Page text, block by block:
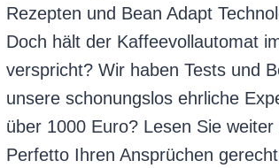
Rezepten und Bean Adapt
Doch hält der Kaffeevollautomat
verspricht? Wir haben Tests und
unsere schonungslos ehrliche
über 1000 Euro? Lesen Sie
Perfetto Ihren Ansprüchen